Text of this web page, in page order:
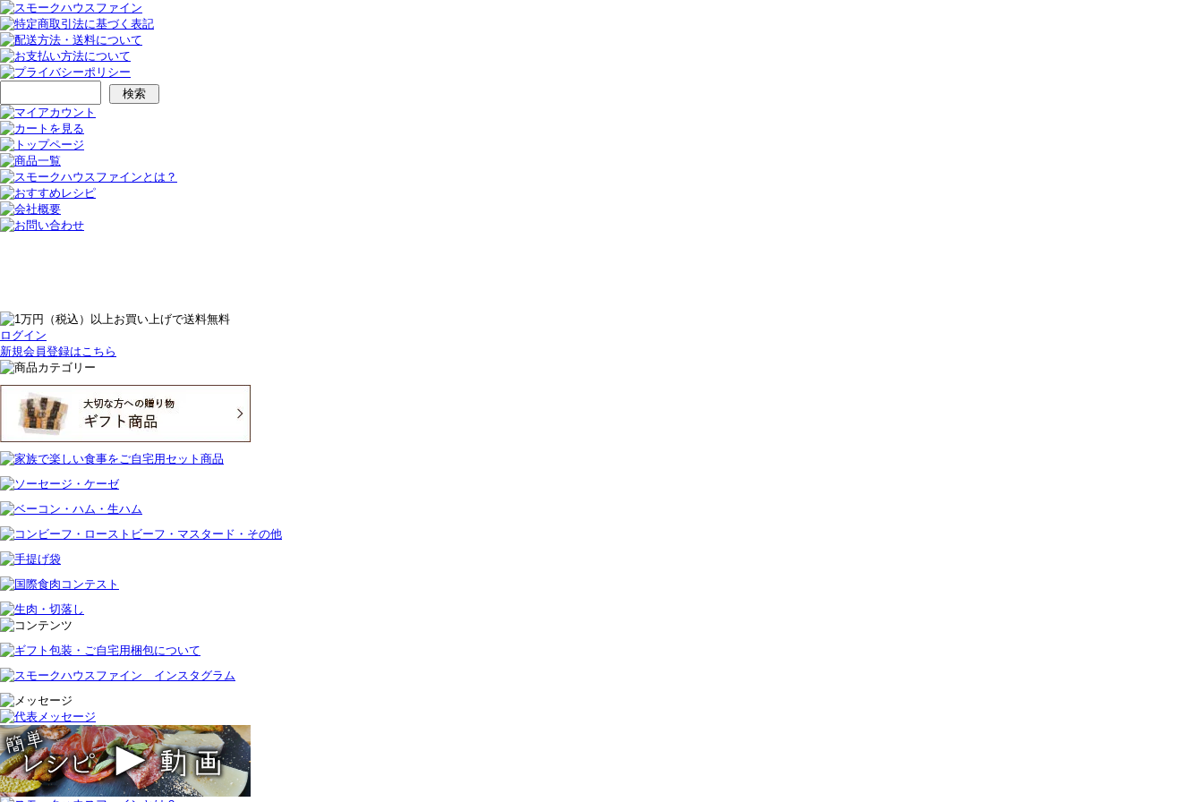
ログイン
新規会員登録はこちら